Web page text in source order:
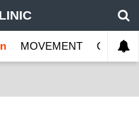
MOVEMENT